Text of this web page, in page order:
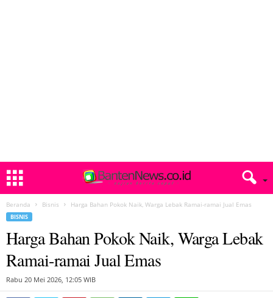
Beranda Bisnis Harga Bahan Pokok Naik, Warga Lebak Ramai-ramai Jual Emas
BISNIS
Harga Bahan Pokok Naik, Warga Lebak
Ramai-ramai Jual Emas
Rabu 20 Mei 2026, 12:05 WIB